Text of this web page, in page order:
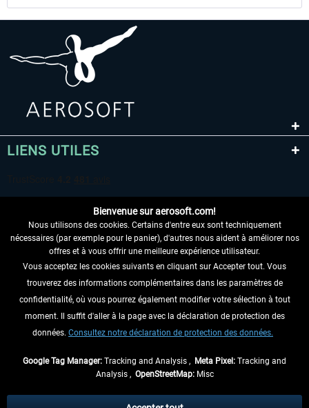
LIENS UTILES
RENONCER AU CONTRAT ICI
INFORMATIONS
NE MANQUEZ PAS LES DERNIÈRES
échéant, frais de remboursement, si aucune description contraire.
Bienvenue sur aerosoft.com!
Nous utilisons des cookies. Certains d'entre eux sont techniquement
nécessaires (par exemple pour le panier), d'autres nous aident à améliorer nos
offres et à vous offrir une meilleure expérience utilisateur.
Vous acceptez les cookies suivants en cliquant sur Accepter tout. Vous
trouverez des informations complémentaires dans les paramètres de
confidentialité, où vous pourrez également modifier votre sélection à tout
moment. Il suffit d'aller à la page avec la déclaration de protection des
données. Consultez notre déclaration de protection des données.
Google Tag Manager: Tracking and Analysis , Meta Pixel: Tracking and
Analysis , OpenStreetMap:Misc